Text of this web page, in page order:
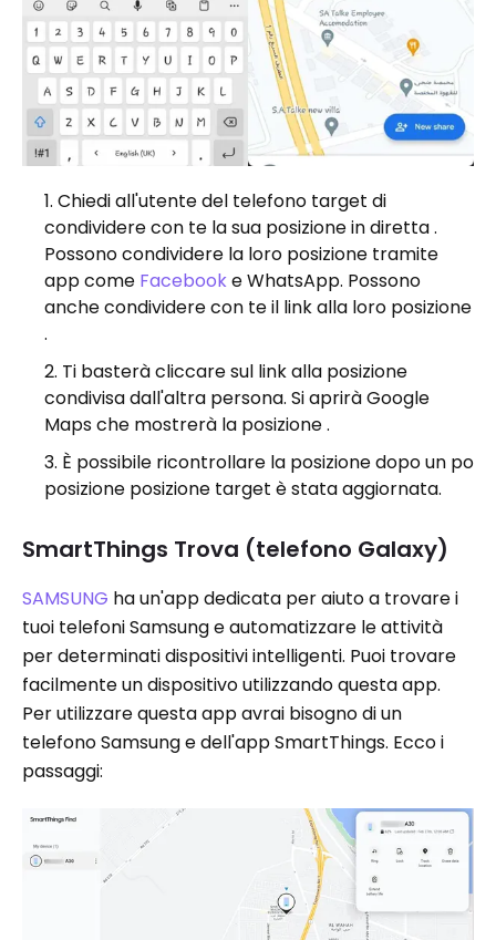
Chiedi all'utente del telefono target di
condividere con te la sua posizione in diretta .
Possono condividere la loro posizione tramite
app come Facebooke WhatsApp. Possono
anche condividere con te il link alla loro posizione
.
Ti basterà cliccare sul link alla posizione
condivisa dall'altra persona. Si aprirà Google
Maps che mostrerà la posizione .
È possibile ricontrollare la posizione dopo un po
posizione posizione target è stata aggiornata.
SmartThings Trova (telefono Galaxy)
SAMSUNG ha un'app dedicata per aiuto a trovare i
tuoi telefoni Samsung e automatizzare le attività
per determinati dispositivi intelligenti. Puoi trovare
facilmente un dispositivo utilizzando questa app.
Per utilizzare questa app avrai bisogno di un
telefono Samsung e dell'app SmartThings. Ecco i
passaggi: